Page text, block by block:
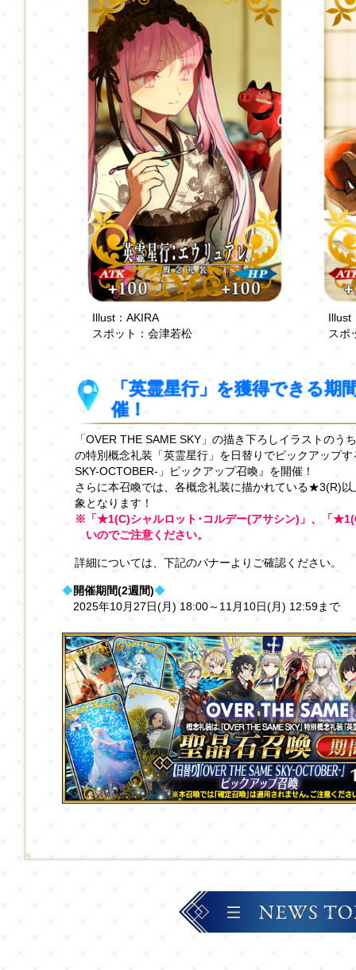
Illust：AKIRA
スポット：会津若松
Illust
スポ
「英霊星行」を獲得できる期
催！
「OVER THE SAME SKY」の描き下ろしイラストのう
の特別概念礼装「英霊星行」を日替りでピックアップ
SKY-OCTOBER-」ピックアップ召喚』を開催！
さらに本召喚では、各概念礼装に描かれている★3(R)
象となります！
※「★1(C)シャルロット･コルデー(アサシン)」、「
いのでご注意ください。
詳細については、下記のバナーよりご確認ください。
◆開催期間(2週間)◆
2025年10月27日(月) 18:00～11月10日(月) 12:59まで